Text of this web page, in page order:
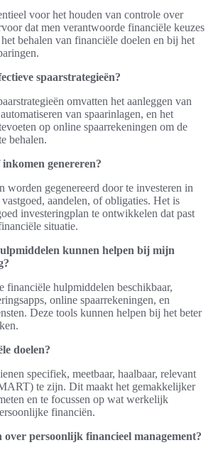
voor het houden van controle over
dat men verantwoorde financiële keuzes
behalen van financiële doelen en bij het
spaarstrategieën?
omvatten het aanleggen van
van spaarinlagen, en het
op online spaarrekeningen om de
behalen.
genereren?
worden gegenereerd door te investeren in
aandelen, of obligaties. Het is
investeringplan te ontwikkelen dat past
situatie.
kunnen helpen bij mijn
financiële hulpmiddelen beschikbaar,
online spaarrekeningen, en
Deze tools kunnen helpen bij het beter
doelen?
specifiek, meetbaar, haalbaar, relevant
te zijn. Dit maakt het gemakkelijker
en te focussen op wat werkelijk
financiën.
over persoonlijk financieel management?